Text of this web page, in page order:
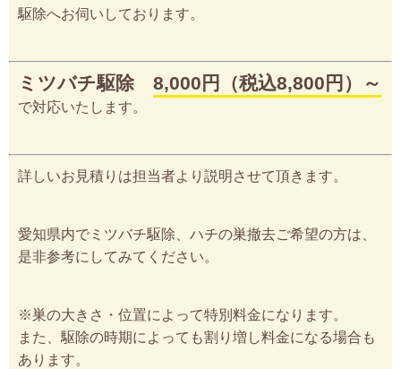
駆除へお伺いしております。
ミツバチ駆除 8,000円（税込8,800円）～
で対応いたします。
詳しいお見積りは担当者より説明させて頂きます。
愛知県内でミツバチ駆除、ハチの巣撤去ご希望の方は、
是非参考にしてみてください。
※巣の大きさ・位置によって特別料金になります。
また、駆除の時期によっても割り増し料金になる場合も
あります。